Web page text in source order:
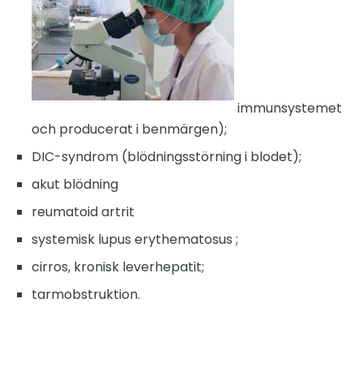
immunsystemet
och producerat i benmärgen);
DIC-syndrom (blödningsstörning i blodet);
akut blödning
reumatoid artrit
systemisk lupus erythematosus ;
cirros, kronisk leverhepatit;
tarmobstruktion.